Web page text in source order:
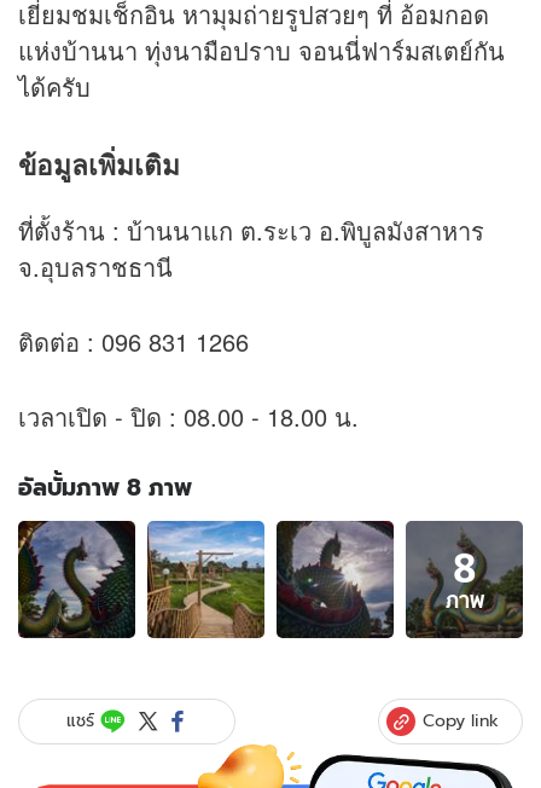
เยี่ยมชมเช็กอิน หามุมถ่ายรูปสวยๆ ที่ อ้อมกอด
แห่งบ้านนา ทุ่งนามือปราบ จอนนี่ฟาร์มสเตย์กัน
ได้ครับ
ข้อมูลเพิ่มเติม
ที่ตั้งร้าน : บ้านนาแก ต.ระเว อ.พิบูลมังสาหาร
จ.อุบลราชธานี
ติดต่อ : 096 831 1266
เวลาเปิด - ปิด : 08.00 - 18.00 น.
อัลบั้มภาพ 8 ภาพ
อัลบั้ม
ภาพ
8
ภาพ
ของ
แห่ง
บ้านนา
8
ภาพ
แชร์ Copy link